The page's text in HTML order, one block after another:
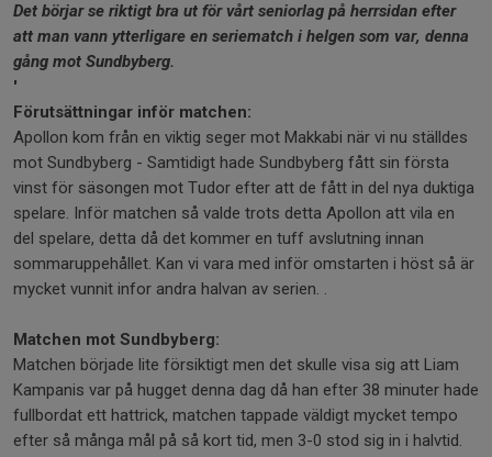
Det börjar se riktigt bra ut för vårt seniorlag på herrsidan efter
att man vann ytterligare en seriematch i helgen som var, denna
gång mot Sundbyberg.
'
Förutsättningar inför matchen:
Apollon kom från en viktig seger mot Makkabi när vi nu ställdes
mot Sundbyberg - Samtidigt hade Sundbyberg fått sin första
vinst för säsongen mot Tudor efter att de fått in del nya duktiga
spelare. Inför matchen så valde trots detta Apollon att vila en
del spelare, detta då det kommer en tuff avslutning innan
sommaruppehållet. Kan vi vara med inför omstarten i höst så är
mycket vunnit infor andra halvan av serien. .
Matchen mot Sundbyberg:
Matchen började lite försiktigt men det skulle visa sig att Liam
Kampanis var på hugget denna dag då han efter 38 minuter hade
fullbordat ett hattrick, matchen tappade väldigt mycket tempo
efter så många mål på så kort tid, men 3-0 stod sig in i halvtid.